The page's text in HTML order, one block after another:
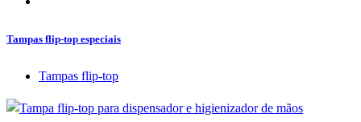
Tampas flip-top especiais
Tampas flip-top